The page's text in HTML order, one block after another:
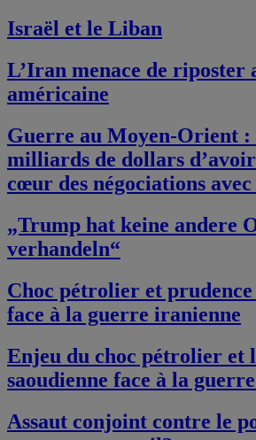
Israël et le Liban
L’Iran menace de riposter
américaine
Guerre au Moyen-Orient :
milliards de dollars
cœur des négociations
„Trump hat keine andere
verhandeln“
Choc pétrolier et prudence
face à la guerre iranienne
Enjeu du choc pétrolier et
saoudienne face à la
Assaut conjoint contre le